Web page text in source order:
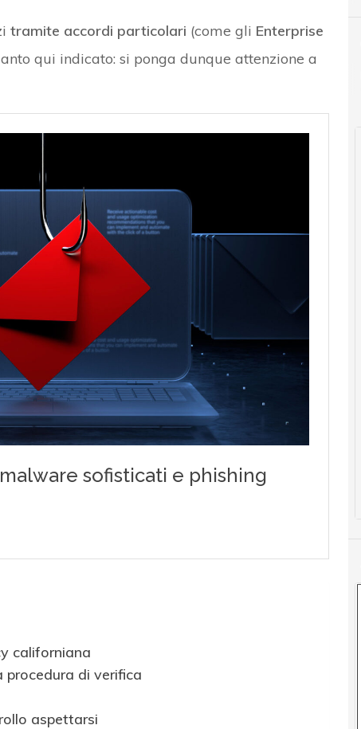
tramite accordi particolari (come gli Enterprise
qui indicato: si ponga dunque attenzione a
californiana
di verifica
aspettarsi